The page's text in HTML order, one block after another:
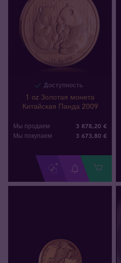
Доступность
1 oz Золотая монета
Китайская Панда 2009
Мы продаем 3 878,20 €
Мы покупаем 3 673,80 €